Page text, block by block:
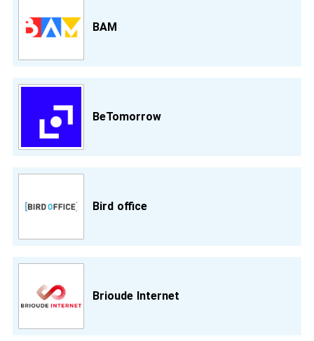
BAM
BeTomorrow
Bird office
Brioude Internet